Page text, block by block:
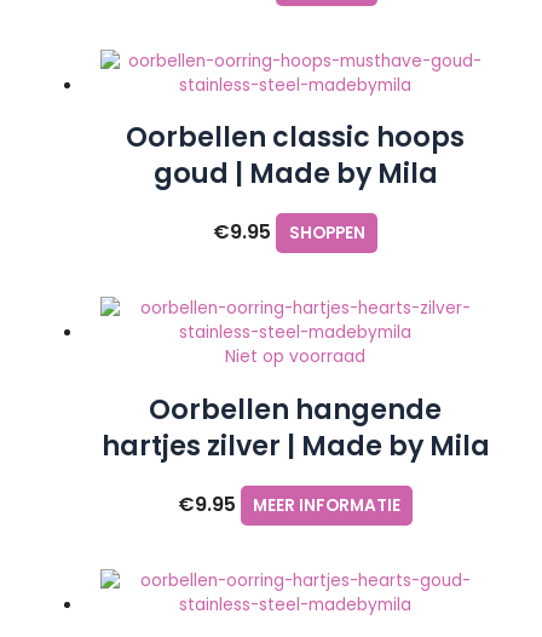
Oorbellen classic hoops
goud | Made by Mila
€9.95 SHOPPEN
Niet op voorraad
Oorbellen hangende
hartjes zilver | Made by Mila
€9.95 MEER INFORMATIE